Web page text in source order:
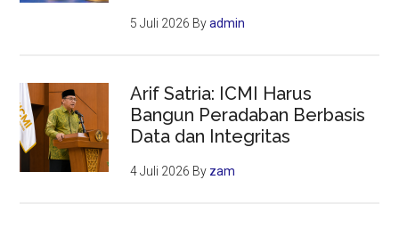
5 Juli 2026 Byadmin
Arif Satria: ICMI Harus
Bangun Peradaban Berbasis
Data dan Integritas
4 Juli 2026 By zam